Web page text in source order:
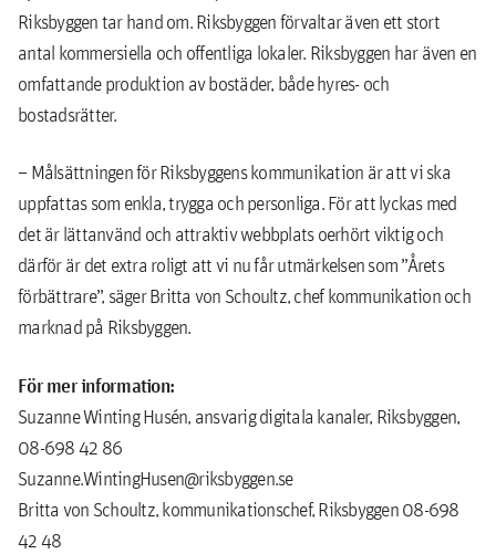
Riksbyggen tar hand om. Riksbyggen förvaltar även ett stort
antal kommersiella och offentliga lokaler. Riksbyggen har även en
omfattande produktion av bostäder, både hyres- och
bostadsrätter.
– Målsättningen för Riksbyggens kommunikation är att vi ska
uppfattas som enkla, trygga och personliga. För att lyckas med
det är lättanvänd och attraktiv webbplats oerhört viktig och
därför är det extra roligt att vi nu får utmärkelsen som ”Årets
förbättrare”, säger Britta von Schoultz, chef kommunikation och
marknad på Riksbyggen.
För mer information:
Suzanne Winting Husén, ansvarig digitala kanaler, Riksbyggen,
08-698 42 86
Suzanne.WintingHusen@riksbyggen.se
Britta von Schoultz, kommunikationschef, Riksbyggen 08-698
42 48